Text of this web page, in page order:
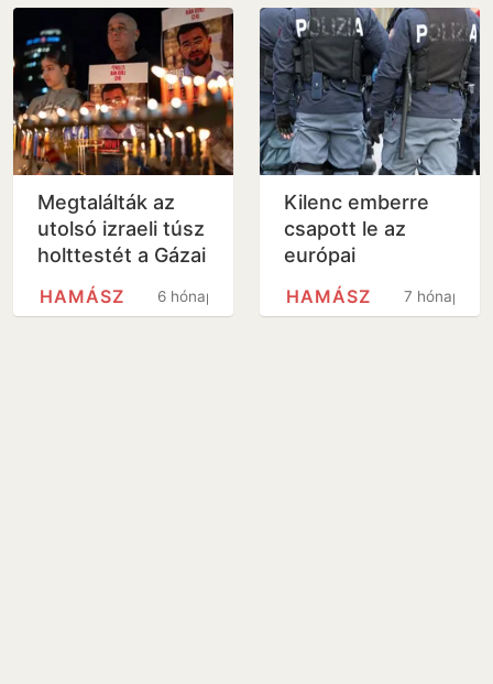
Megtalálták az
utolsó izraeli túsz
holttestét a Gázai
övezetben
6 hónap
HAMÁSZ
Kilenc emberre
csapott le az
európai
nagyhatalom, a
gyanú szerint a7 hónap
HAMÁSZ